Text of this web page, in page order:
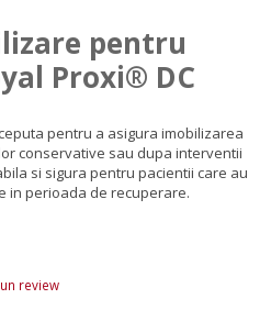
pentru
Proxi® DC
pentru a asigura imobilizarea
conservative sau dupa interventii
si sigura pentru pacientii care au
in perioada de recuperare.
review